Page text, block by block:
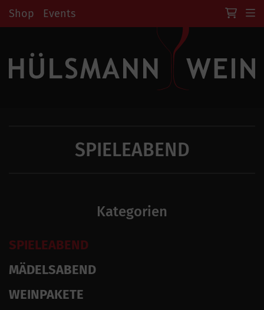
Shop Events
SPIELEABEND
Kategorien
SPIELEABEND
MÄDELSABEND
WEINPAKETE